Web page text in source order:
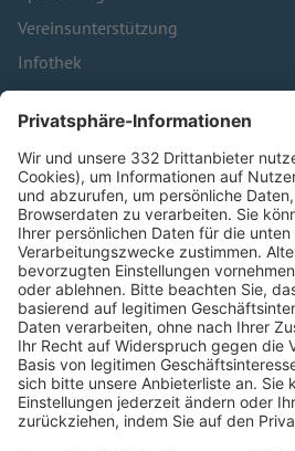
Vereinsunterstützung
Infothek
Kontakt
HÄUFIG BESUCHTE SEITEN
Pässe und Vereinswechsel
Trainerausbildung
Schulungsangebot Vereinsmitarbeiter
BFV-Geschäftsstellen
Trainerbörse
Login SpielPlus
FOLGE DEM BFV